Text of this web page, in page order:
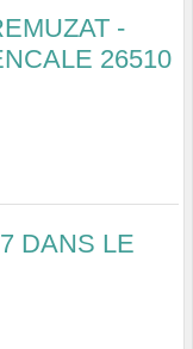
-
26510
DANS LE